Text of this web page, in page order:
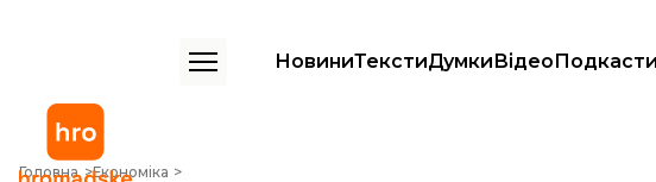
НовиниТекстиДумкиВідеоПодкасти
Головна Економіка
Суд підтвердив повернення Запорізького титано-магнієвого комбінату державі